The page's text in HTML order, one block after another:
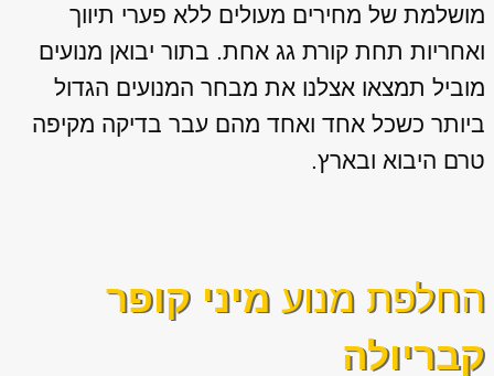
מושלמת של מחירים מעולים ללא פערי תיווך
ואחריות תחת קורת גג אחת. בתור יבואן מנועים
מוביל תמצאו אצלנו את מבחר המנועים הגדול
ביותר כשכל אחד ואחד מהם עבר בדיקה מקיפה
טרם היבוא ובארץ.
החלפת מנוע מיני קופר
קבריולה